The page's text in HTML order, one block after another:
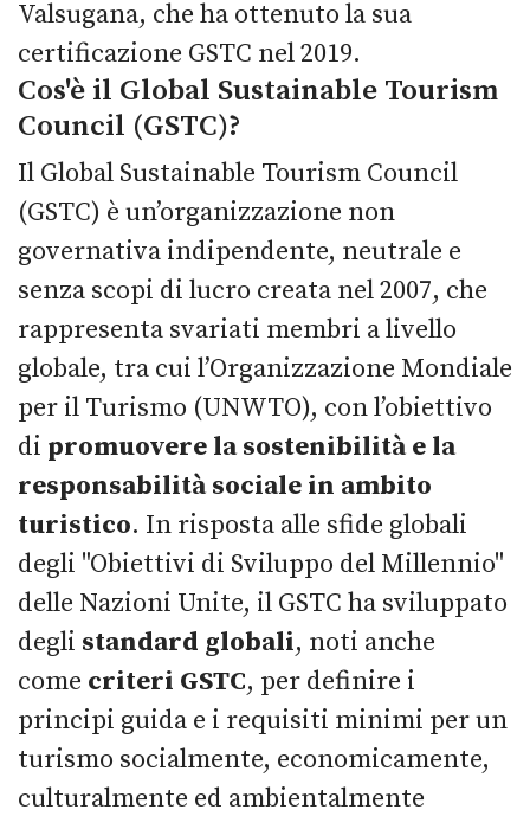
Valsugana, che ha ottenuto la sua
certificazione GSTC nel 2019.
Cos'è il Global Sustainable Tourism
Council (GSTC)?
Il Global Sustainable Tourism Council
(GSTC) è un’organizzazione non
governativa indipendente, neutrale e
senza scopi di lucro creata nel 2007, che
rappresenta svariati membri a livello
globale, tra cui l’Organizzazione Mondiale
per il Turismo (UNWTO), con l’obiettivo
di promuovere la sostenibilità e la
responsabilità sociale in ambito
turistico. In risposta alle sfide globali
degli "Obiettivi di Sviluppo del Millennio"
delle Nazioni Unite, il GSTC ha sviluppato
degli standard globali, noti anche
come criteri GSTC, per definire i
principi guida e i requisiti minimi per un
turismo socialmente, economicamente,
culturalmente ed ambientalmente